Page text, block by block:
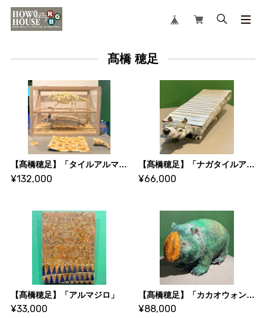
髙橋 穂足
【髙橋穂足】「タイルアルマジロ（成体・骨格）」
¥132,000
【髙橋穂足】「ナガタイルアルマジロ」
¥66,000
【髙橋穂足】「アルマジロ」
¥33,000
【髙橋穂足】「カカオウォンバット」
¥88,000